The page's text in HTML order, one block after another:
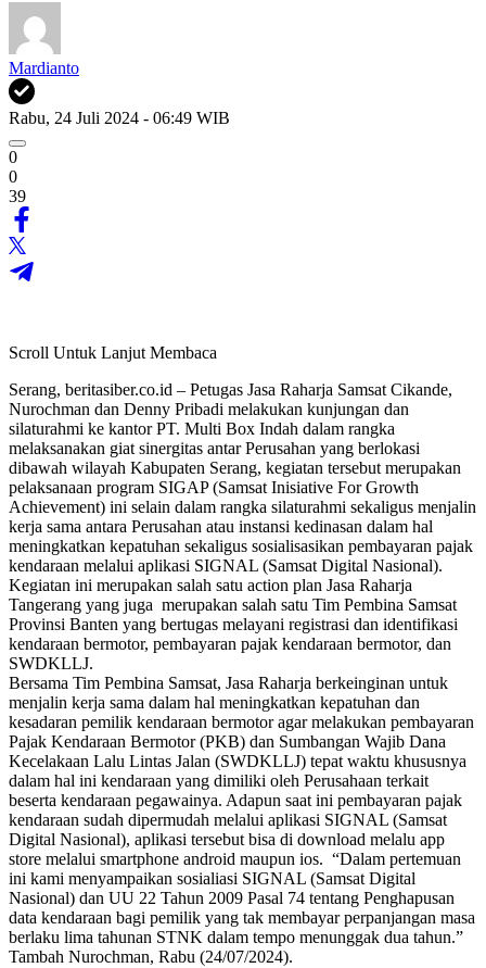
Mardianto
Rabu, 24 Juli 2024 - 06:49 WIB
0
0
39
Scroll Untuk Lanjut Membaca
Serang, beritasiber.co.id – Petugas Jasa Raharja Samsat Cikande,
Nurochman dan Denny Pribadi melakukan kunjungan dan
silaturahmi ke kantor PT. Multi Box Indah dalam rangka
melaksanakan giat sinergitas antar Perusahan yang berlokasi
dibawah wilayah Kabupaten Serang, kegiatan tersebut merupakan
pelaksanaan program SIGAP (Samsat Inisiative For Growth
Achievement) ini selain dalam rangka silaturahmi sekaligus menjalin
kerja sama antara Perusahan atau instansi kedinasan dalam hal
meningkatkan kepatuhan sekaligus sosialisasikan pembayaran pajak
kendaraan melalui aplikasi SIGNAL (Samsat Digital Nasional).
Kegiatan ini merupakan salah satu action plan Jasa Raharja
Tangerang yang juga merupakan salah satu Tim Pembina Samsat
Provinsi Banten yang bertugas melayani registrasi dan identifikasi
kendaraan bermotor, pembayaran pajak kendaraan bermotor, dan
SWDKLLJ.
Bersama Tim Pembina Samsat, Jasa Raharja berkeinginan untuk
menjalin kerja sama dalam hal meningkatkan kepatuhan dan
kesadaran pemilik kendaraan bermotor agar melakukan pembayaran
Pajak Kendaraan Bermotor (PKB) dan Sumbangan Wajib Dana
Kecelakaan Lalu Lintas Jalan (SWDKLLJ) tepat waktu khususnya
dalam hal ini kendaraan yang dimiliki oleh Perusahaan terkait
beserta kendaraan pegawainya. Adapun saat ini pembayaran pajak
kendaraan sudah dipermudah melalui aplikasi SIGNAL (Samsat
Digital Nasional), aplikasi tersebut bisa di download melalu app
store melalui smartphone android maupun ios. “Dalam pertemuan
ini kami menyampaikan sosialiasi SIGNAL (Samsat Digital
Nasional) dan UU 22 Tahun 2009 Pasal 74 tentang Penghapusan
data kendaraan bagi pemilik yang tak membayar perpanjangan masa
berlaku lima tahunan STNK dalam tempo menunggak dua tahun.”
Tambah Nurochman, Rabu (24/07/2024).